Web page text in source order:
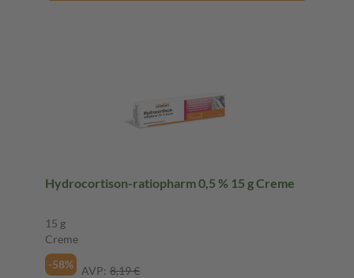
Hydrocortison-ratiopharm 0,5 % 15 g Creme
15 g
Creme
-58%
AVP: 8,19 €